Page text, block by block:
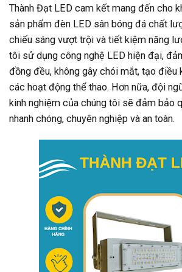
Thành Đạt LED cam kết mang đến cho
sản phẩm đèn LED sân bóng đá chất
chiếu sáng vượt trội và tiết kiệm năng
tôi sử dụng công nghệ LED hiện đại,
đồng đều, không gây chói mắt, tạo điều
các hoạt động thể thao. Hơn nữa, đội
kinh nghiệm của chúng tôi sẽ đảm bảo
nhanh chóng, chuyên nghiệp và an toàn.